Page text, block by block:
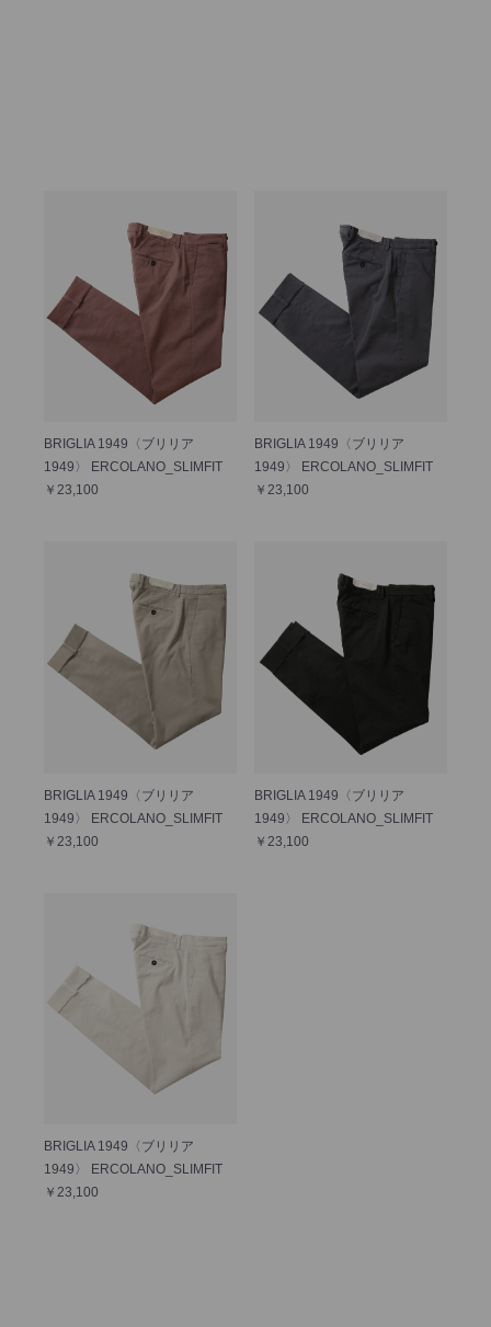
BRIGLIA 1949〈ブリリア
1949〉 ERCOLANO_SLIMFIT
￥23,100
BRIGLIA 1949〈ブリリア
1949〉 ERCOLANO_SLIMFIT
￥23,100
BRIGLIA 1949〈ブリリア
1949〉 ERCOLANO_SLIMFIT
￥23,100
BRIGLIA 1949〈ブリリア
1949〉 ERCOLANO_SLIMFIT
￥23,100
BRIGLIA 1949〈ブリリア
1949〉 ERCOLANO_SLIMFIT
￥23,100